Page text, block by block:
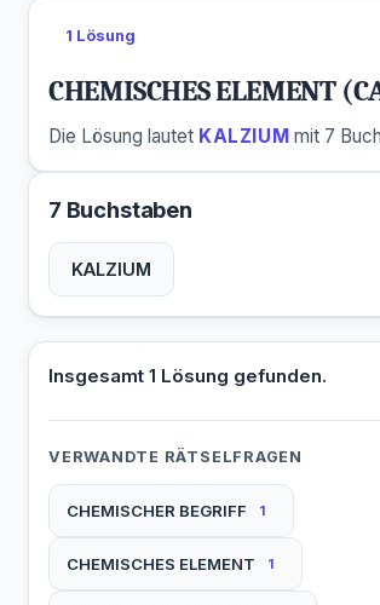
1 Lösung
CHEMISCHES ELEMENT
Die Lösung lautet KALZIUM mit 7
7 Buchstaben
KALZIUM
Insgesamt 1 Lösung gefunden.
VERWANDTE RÄTSELFRAGEN
CHEMISCHER BEGRIFF 1
CHEMISCHES ELEMENT 1